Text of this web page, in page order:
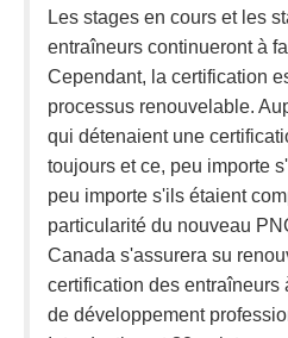
Les stages en cours et les
entraîneurs continueront à
Cependant, la certification
processus renouvelable.
qui détenaient une
toujours et ce, peu importe
peu importe s'ils étaient
particularité du nouveau
Canada s'assurera su
certification des entraîneurs
de développement